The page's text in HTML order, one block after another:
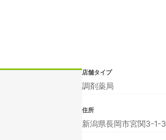
店舗タイプ
調剤薬局
住所
新潟県長岡市宮関3-1-3